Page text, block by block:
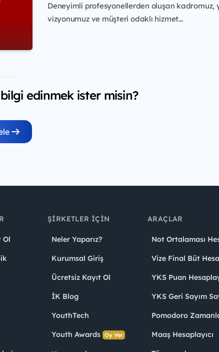
Deneyimli profesyonellerden oluşan kadromuz,
vizyonumuz ve müşteri odaklı hizmet...
edinmek ister misin?
Ol
ŞIRKETLER İÇIN
Neler Yaparız?
Kurumsal Giriş
Ücretsiz Kayıt Ol
İK Blog
YouthTech
Youth Awards Oy Ver
ARAÇLAR
Not Ortalaması
Vize Final Büt
YKS Puan
YKS Geri Sayım
Pomodoro
Maaş Hesaplayıcı